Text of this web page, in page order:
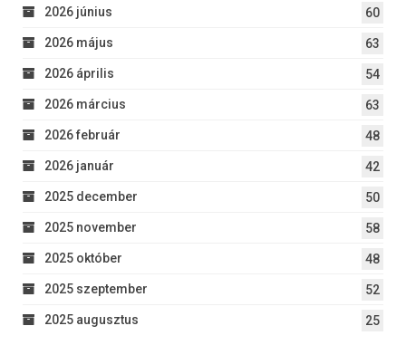
2026 június 60
2026 május 63
2026 április 54
2026 március 63
2026 február 48
2026 január 42
2025 december 50
2025 november 58
2025 október 48
2025 szeptember 52
2025 augusztus 25